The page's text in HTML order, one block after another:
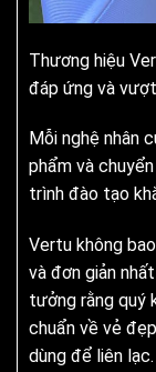
Thương hiệu
đáp ứng và
Mỗi nghệ nhân
phẩm và
trình đào tạo
Vertu không
và đơn giản
tưởng rằng quý
chuẩn về vẻ
dùng để liên lạc.